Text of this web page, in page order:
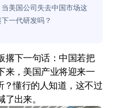
美国公司失去中国市场这
一代研发吗？
来，美国产业将迎来一
？懂行的人知道，这不过
出来。